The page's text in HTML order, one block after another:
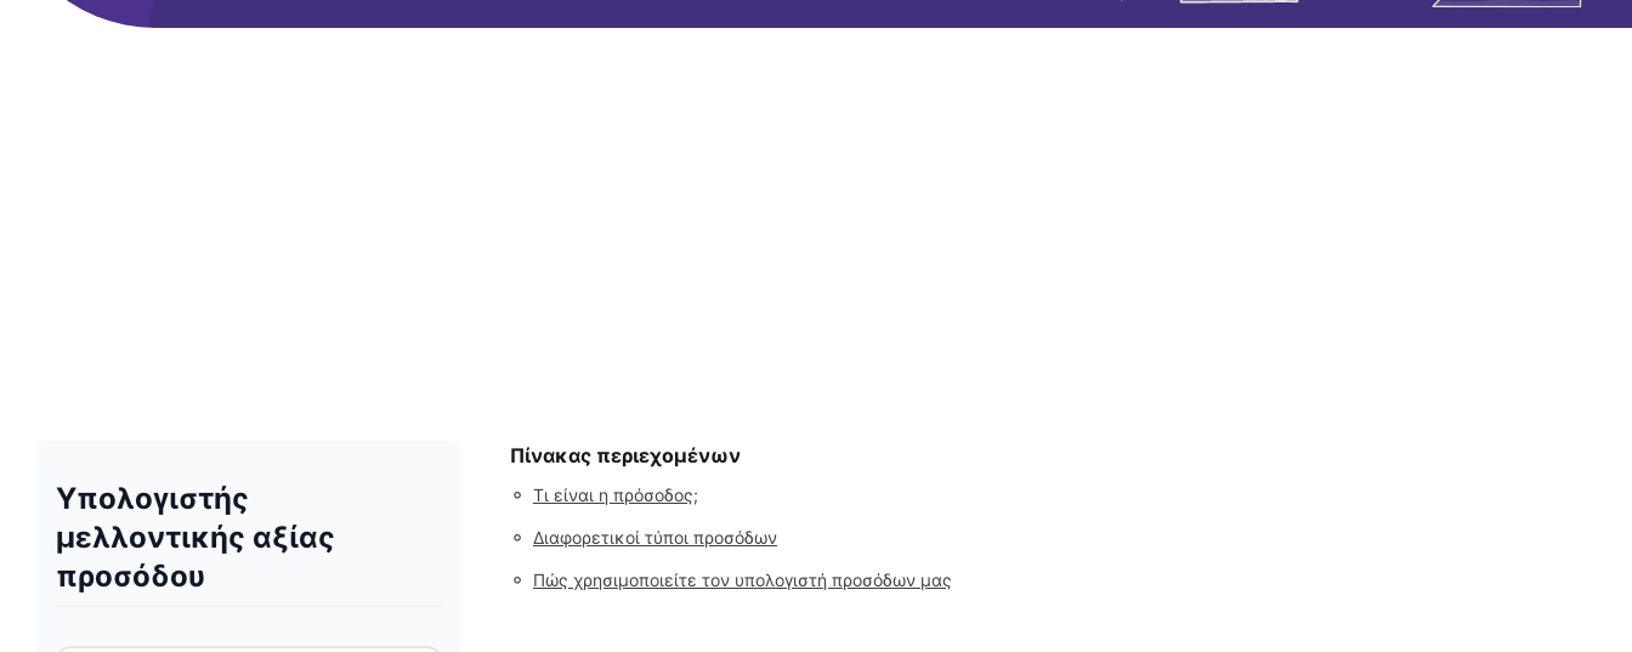
Υπολογιστής
μελλοντικής αξίας
προσόδου
Πίνακας περιεχομένων
◦ Τι είναι η πρόσοδος;
◦ Διαφορετικοί τύποι προσόδων
◦ Πώς χρησιμοποιείτε τον υπολογιστή προσόδων μας